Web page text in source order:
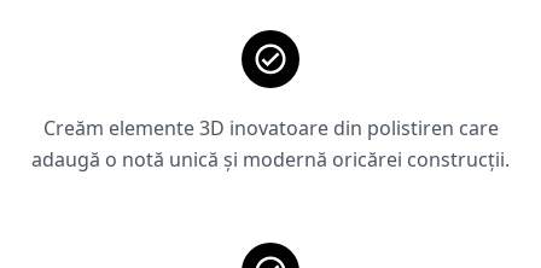
Creăm elemente 3D inovatoare din polistiren care
adaugă o notă unică și modernă oricărei construcții.